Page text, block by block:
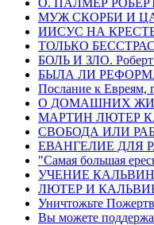
МУЖ СКОРБИ И
ИИСУС НА
ТОЛЬКО
БОЛЬ И ЗЛО.
БЫЛА ЛИ
Послание к Евреям,
О ДОМАШНИХ
МАРТИН ЛЮТЕР
СВОБОДА ИЛИ
ЕВАНГЕЛИЕ ДЛЯ
"Самая большая
УЧЕНИЕ
ЛЮТЕР И
Уничтожьте
Вы можете